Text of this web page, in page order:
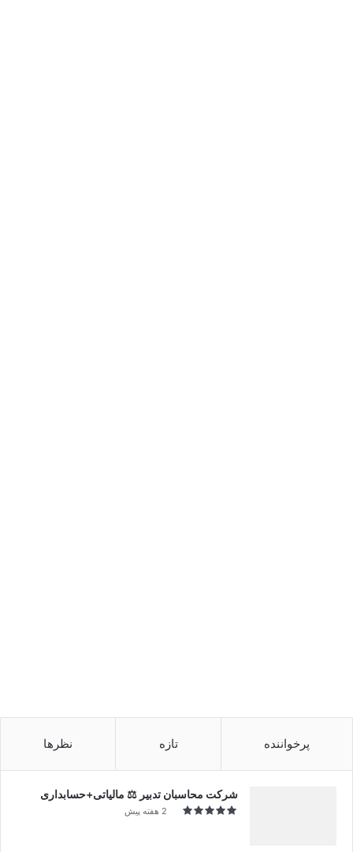
پرخواننده تازه نظرها
شرکت محاسبان تدبیر ⚖️ مالیاتی+حسابداری
2 هفته پیش